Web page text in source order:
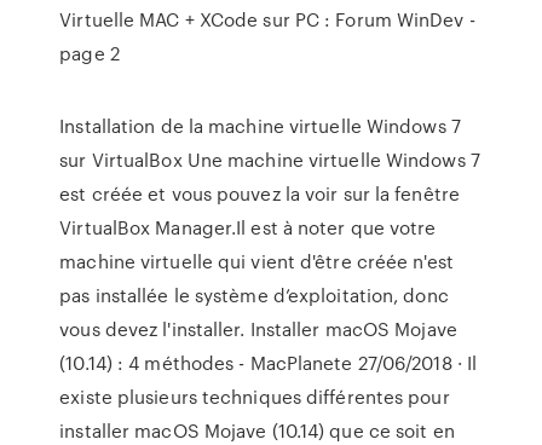
Virtuelle MAC + XCode sur PC : Forum WinDev -
page 2
Installation de la machine virtuelle Windows 7
sur VirtualBox Une machine virtuelle Windows 7
est créée et vous pouvez la voir sur la fenêtre
VirtualBox Manager.Il est à noter que votre
machine virtuelle qui vient d'être créée n'est
pas installée le système d’exploitation, donc
vous devez l'installer. Installer macOS Mojave
(10.14) : 4 méthodes - MacPlanete 27/06/2018 · Il
existe plusieurs techniques différentes pour
installer macOS Mojave (10.14) que ce soit en